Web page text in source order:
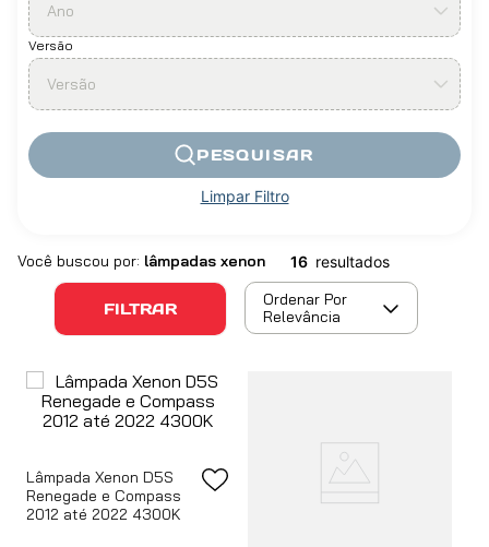
Ano
Versão
Versão
PESQUISAR
Limpar Filtro
lâmpadas xenon 16
FILTRAR
Ordenar Por
Relevância
Lâmpada Xenon D5S
Renegade e Compass
2012 até 2022 4300K